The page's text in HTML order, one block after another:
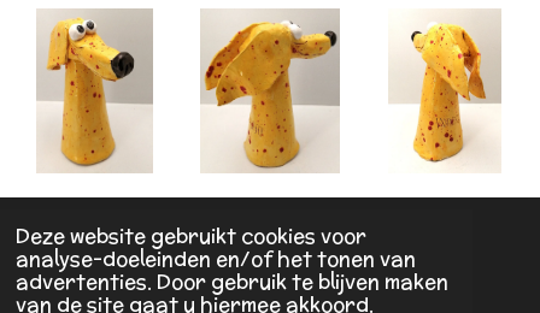
Deze website gebruikt cookies voor
analyse-doeleinden en/of het tonen van
advertenties. Door gebruik te blijven maken
van de site gaat u hiermee akkoord.
© 2021 - 2026 Huberts art
Powered byJouwWeb